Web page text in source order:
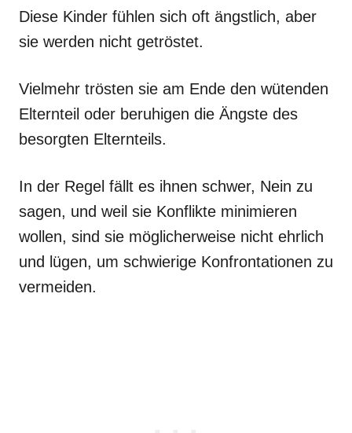
Diese Kinder fühlen sich oft ängstlich, aber
sie werden nicht getröstet.
Vielmehr trösten sie am Ende den wütenden
Elternteil oder beruhigen die Ängste des
besorgten Elternteils.
In der Regel fällt es ihnen schwer, Nein zu
sagen, und weil sie Konflikte minimieren
wollen, sind sie möglicherweise nicht ehrlich
und lügen, um schwierige Konfrontationen zu
vermeiden.